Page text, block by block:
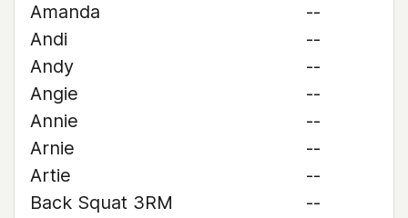
Amanda
--
Andi
--
Andy
--
Angie
--
Annie
--
Arnie
--
Artie
--
Back Squat 3RM
--